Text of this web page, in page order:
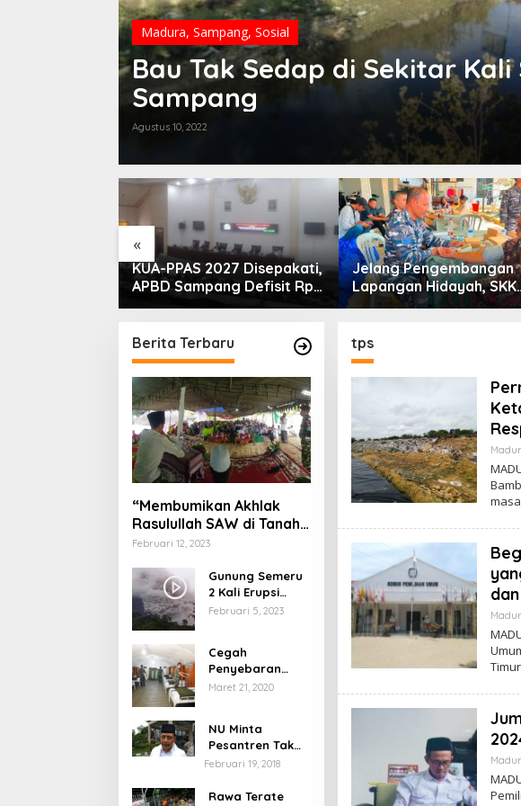
Madura, Sampang, Sosial
Bau Tak Sedap di Sekitar
Sampang
Agustus 10, 2022
«
KUA-PPAS 2027 Disepakati,
APBD Sampang Defisit Rp
130,2 M
Jelang Pengembangan
Lapangan Hidayah, SKK
Migas-PC North Madura
Nelayan Sampang
Berita Terbaru
“Membumikan Akhlak
Rasulullah SAW di Tanah
Nusantara”
Februari 12, 2023
Gunung Semeru
2 Kali Erupsi
dengan Tinggi
Februari 5, 2023
Cegah
Penyebaran
Virus Corona,
Pelayanan
Maret 21, 2020
NU Minta
Pesantren Tak
Terprovokasi
Februari 19, 2018
Rawa Terate
tps